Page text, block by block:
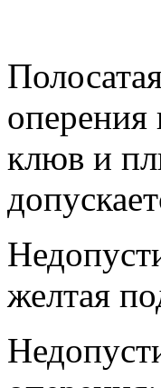
оперения
клюв и
желтая